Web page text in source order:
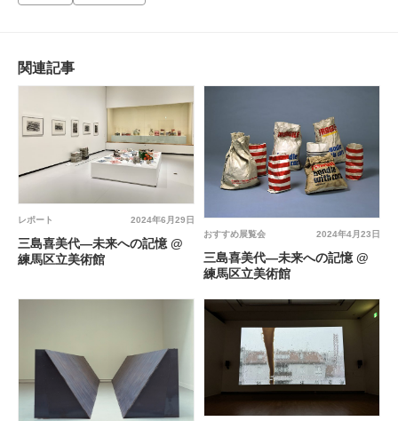
関連記事
2024年6月29日
レポート
三島喜美代―未来への記憶 @
練馬区立美術館
2024年4月23日
おすすめ展覧会
三島喜美代―未来への記憶 @
練馬区立美術館